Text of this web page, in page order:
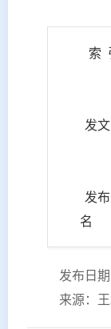
索
发
发
发布日
来源：